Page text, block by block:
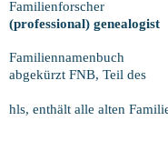
Familienforscher
(professional) genealogist
Familiennamenbuch
abgekürzt FNB, Teil des
hls, enthält alle alten